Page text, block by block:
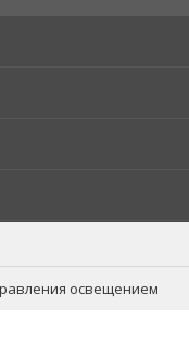
освещением